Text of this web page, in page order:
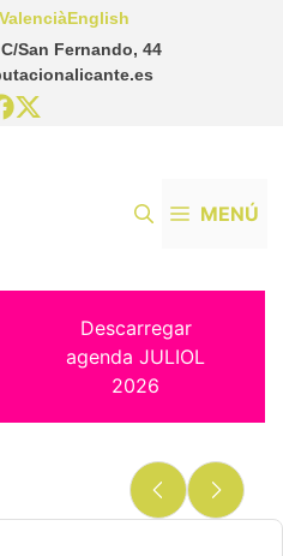
C/San Fernando, 44
ValenciàEnglish
MENÚ
Descarregar
agenda JULIOL
2026